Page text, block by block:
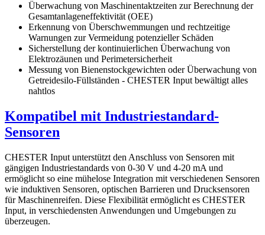
Überwachung von Maschinentaktzeiten zur Berechnung der
Gesamtanlageneffektivität (OEE)
Erkennung von Überschwemmungen und rechtzeitige
Warnungen zur Vermeidung potenzieller Schäden
Sicherstellung der kontinuierlichen Überwachung von
Elektrozäunen und Perimetersicherheit
Messung von Bienenstockgewichten oder Überwachung von
Getreidesilo-Füllständen - CHESTER Input bewältigt alles
nahtlos
Kompatibel mit Industriestandard-
Sensoren
CHESTER Input unterstützt den Anschluss von Sensoren mit
gängigen Industriestandards von 0-30 V und 4-20 mA und
ermöglicht so eine mühelose Integration mit verschiedenen Sensoren
wie induktiven Sensoren, optischen Barrieren und Drucksensoren
für Maschinenreifen. Diese Flexibilität ermöglicht es CHESTER
Input, in verschiedensten Anwendungen und Umgebungen zu
überzeugen.